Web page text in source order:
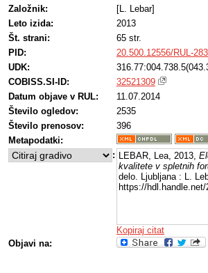
Založnik:
[L. Lebar]
Leto izida:
2013
Št. strani:
65 str.
PID:
20.500.12556/RUL-
UDK:
COBISS.SI-ID:
32521309
Datum objave v RUL:
11.07.2014
Število ogledov:
2535
Število prenosov:
396
Metapodatki:
: LEBAR, Lea, 2013,
kvalitete v spletnih
delo. Ljubljana : L.
https://
Kopiraj citat
Objavi na: